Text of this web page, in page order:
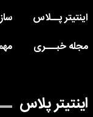
اینتیتر پــلاس
مجله خبـــری
اینتیتر پلاس